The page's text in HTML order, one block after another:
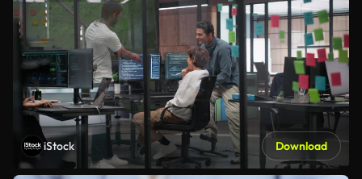
iStock Download